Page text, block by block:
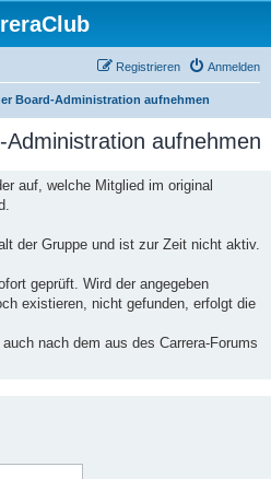
Anmelden
Registrieren
Board-Administration aufnehmen
aufnehmen
auf, welche Mitglied im original
der Gruppe und ist zur Zeit nicht aktiv.
geprüft. Wird der angegeben
existieren, nicht gefunden, erfolgt die
nach dem aus des Carrera-Forums